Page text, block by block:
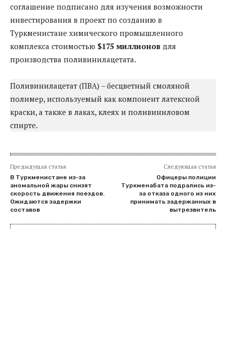
соглашение подписано для изучения возможности
инвестирования в проект по созданию в
Туркменистане химического промышленного
комплекса стоимостью $175 миллионов для
производства поливинилацетата.
Поливинилацетат (ПВА) – бесцветный смоляной
полимер, используемый как компонент латексной
краски, а также в лаках, клеях и поливиниловом
спирте.
Предыдущая статья
В Туркменистане из-за
аномальной жары снизят
скорость движения поездов.
Ожидаются задержки
составов
Следующая статья
Офицеры полиции
Туркменабата подрались из-
за отказа одного из них
принимать задержанных в
вытрезвитель